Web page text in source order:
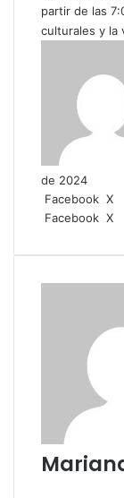
partir de las
culturales y la
de 2024
Facebook X
Facebook X